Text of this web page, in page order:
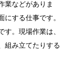
業などがありま
する仕事です。
。現場作業は、
組み立てたりする